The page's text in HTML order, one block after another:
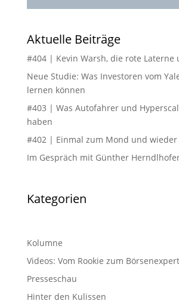
Aktuelle Beiträge
#404 | Kevin Warsh, die rote Laterne
Neue Studie: Was Investoren vom
lernen können
#403 | Was Autofahrer und
haben
#402 | Einmal zum Mond und wieder
Im Gespräch mit Günther
Kategorien
Kolumne
Videos: Vom Rookie zum
Presseschau
Hinter den Kulissen